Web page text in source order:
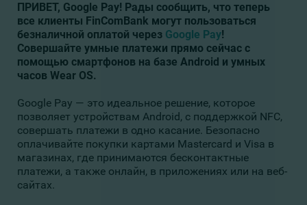
ПРИВЕТ, Google Pay! Рады сообщить, что теперь
все клиенты FinComBank могут пользоваться
безналичной оплатой через Google Pay!
Совершайте умные платежи прямо сейчас с
помощью смартфонов на базе Android и умных
часов Wear OS.
Google Pay — это идеальное решение, которое
позволяет устройствам Android, с поддержкой NFC,
совершать платежи в одно касание. Безопасно
оплачивайте покупки картами Mastercard и Visa в
магазинах, где принимаются бесконтактные
платежи, а также онлайн, в приложениях или на веб-
сайтах.